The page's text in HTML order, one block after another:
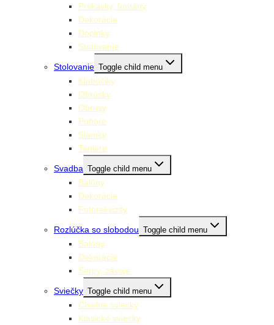
Prskavky, fontány
Dekorácie
Doplnky
Stolovanie
Stolovanie Toggle child menu
Klobúčiky
Obrúsky
Obrusy
Poháre
Slamky
Taniere
Svadba Toggle child menu
Balóny
Dekorácie
Fotorekvizity
Rozlúčka so slobodou Toggle child menu
Balóny
Dekorácie
Šerpy, závoje
Sviečky Toggle child menu
Číselné sviecky
Klasické sviecky